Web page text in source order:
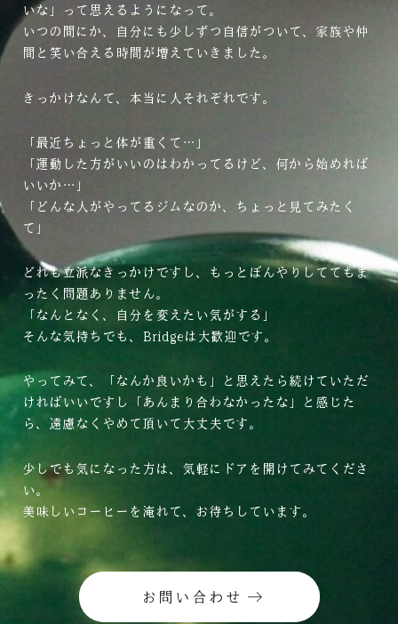
いな」って思えるようになって。
いつの間にか、自分にも少しずつ自信がついて、家族や仲
間と笑い合える時間が増えていきました。
きっかけなんて、本当に人それぞれです。
「最近ちょっと体が重くて…」
「運動した方がいいのはわかってるけど、何から始めれば
いいか…」
「どんな人がやってるジムなのか、ちょっと見てみたく
て」
どれも立派なきっかけですし、もっとぼんやりしててもま
ったく問題ありません。
「なんとなく、自分を変えたい気がする」
そんな気持ちでも、Bridgeは大歓迎です。
やってみて、「なんか良いかも」と思えたら続けていただ
ければいいですし「あんまり合わなかったな」と感じた
ら、遠慮なくやめて頂いて大丈夫です。
少しでも気になった方は、気軽にドアを開けてみてくださ
い。
美味しいコーヒーを淹れて、お待ちしています。
お問い合わせ